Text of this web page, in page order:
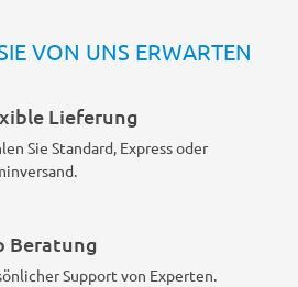
VON UNS ERWARTEN
Lieferung
Sie Standard, Express oder
Beratung
Support von Experten.